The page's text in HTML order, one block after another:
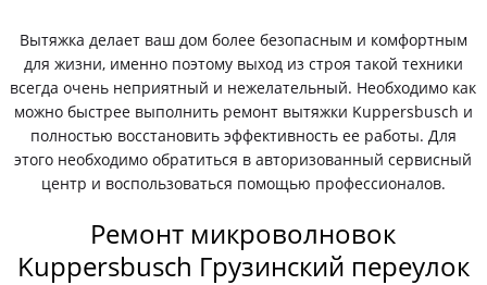
Вытяжка делает ваш дом более безопасным и комфортным
для жизни, именно поэтому выход из строя такой техники
всегда очень неприятный и нежелательный. Необходимо как
можно быстрее выполнить ремонт вытяжки Kuppersbusch и
полностью восстановить эффективность ее работы. Для
этого необходимо обратиться в авторизованный сервисный
центр и воспользоваться помощью профессионалов.
Ремонт микроволновок
Kuppersbusch Грузинский переулок